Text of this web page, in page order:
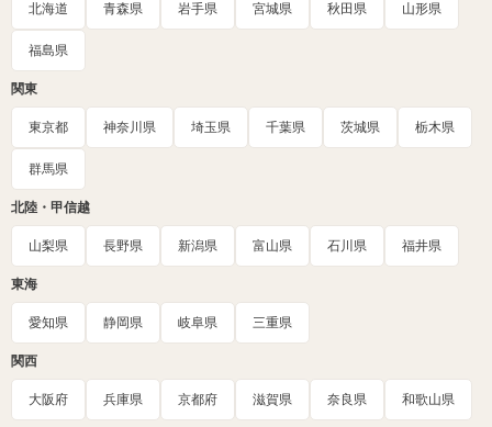
北海道 青森県 岩手県 宮城県 秋田県 山形県
福島県
関東
東京都 神奈川県 埼玉県 千葉県 茨城県 栃木県
群馬県
北陸・甲信越
山梨県 長野県 新潟県 富山県 石川県 福井県
東海
愛知県 静岡県 岐阜県 三重県
関西
大阪府 兵庫県 京都府 滋賀県 奈良県 和歌山県